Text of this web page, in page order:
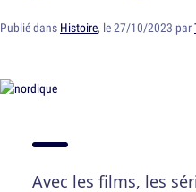
Publié dans Histoire, le 27/10/2023 par
Avec les films, les